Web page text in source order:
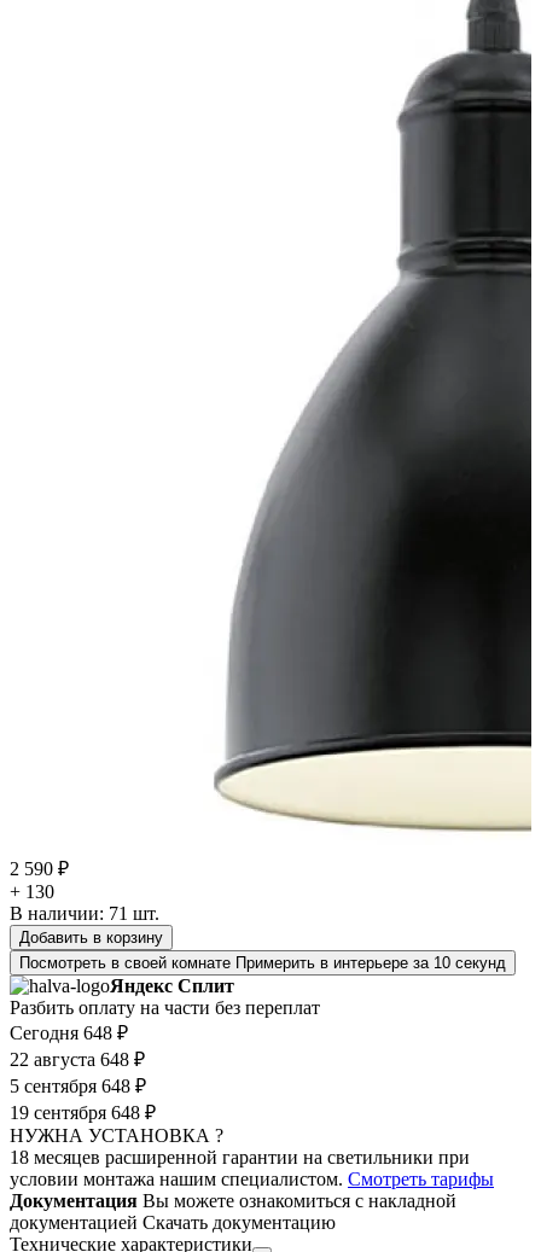
2 590 ₽
+ 130
В наличии: 71 шт.
Добавить в корзину
Посмотреть в своей комнате Примерить в интерьере за 10 секунд
Яндекс Сплит
Разбить оплату на части без переплат
Сегодня 648 ₽
22 августа 648 ₽
5 сентября 648 ₽
19 сентября 648 ₽
НУЖНА УСТАНОВКА ?
18 месяцев расширенной гарантии на светильники при
условии монтажа нашим специалистом. Смотреть тарифы
Документация Вы можете ознакомиться с накладной
документацией Скачать документацию
Технические характеристики